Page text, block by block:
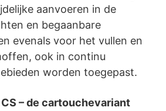
aanvoeren in de
en begaanbare
evenals voor het vullen en
ook in continu
worden toegepast.
– de cartouchevariant
Google Analytics.
gebruik van plug-ins van de door
site YouTube. De exploitant van
LLC, 901 Cherry Ave., San
Wanneer u één van onze sites
servers van YouTube tot stand